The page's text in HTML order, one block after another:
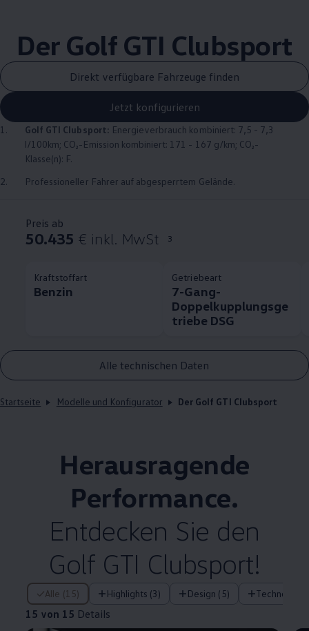
Der Golf GTI Clubsport
Direkt verfügbare Fahrzeuge finden
Jetzt konfigurieren
1. Golf GTI Clubsport: Energieverbrauch kombiniert: 7,5 - 7,3
l/100km; CO₂-Emission kombiniert: 171 - 167 g/km; CO₂-
Klasse(n): F.
2.
Professioneller Fahrer auf abgesperrtem Gelände.
Preis ab
50.435 € inkl. MwSt 3
Kraftstoffart
Benzin
Getriebeart
7-Gang-
Doppelkupplungsge
triebe DSG
Alle technischen Daten
Startseite Modelle und Konfigurator Der Golf GTI Clubsport
Herausragende
Performance.
Entdecken Sie den
Golf GTI Clubsport!
Alle (15) Highlights (3) Design (5)
15 von 15 Details
15 von 15 Details